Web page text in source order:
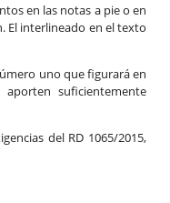
en las notas a pie o en
El interlineado en el texto
uno que figurará en
suficientemente
del RD 1065/2015,